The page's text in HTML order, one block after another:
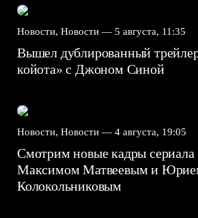
Новости, Новости — 5 августа, 11:35
Вышел дублированный
койота» с Джоном Синой
Новости, Новости — 4 августа, 19:05
Смотрим новые кадры сериала
Максимом Матвеевым и
Колокольниковым